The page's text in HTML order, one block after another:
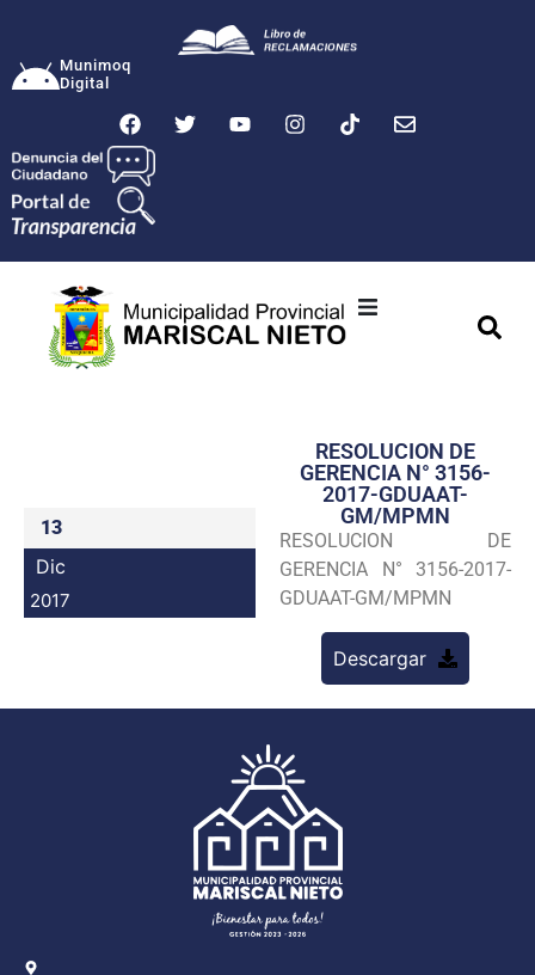
Munimoq
Digital
Transparencia
Seguridad
Programas
13
Dic
2017
RESOLUCION DE
GERENCIA N° 3156-
2017-GDUAAT-
GM/MPMN
RESOLUCION DE
GERENCIA N° 3156-2017-
GDUAAT-GM/MPMN
Descargar